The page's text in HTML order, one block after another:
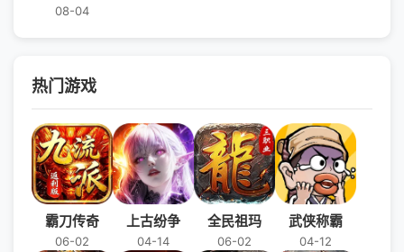
08-04
热门游戏
霸刀传奇
06-02
上古纷争
04-14
全民祖玛
06-02
武侠称霸
04-12